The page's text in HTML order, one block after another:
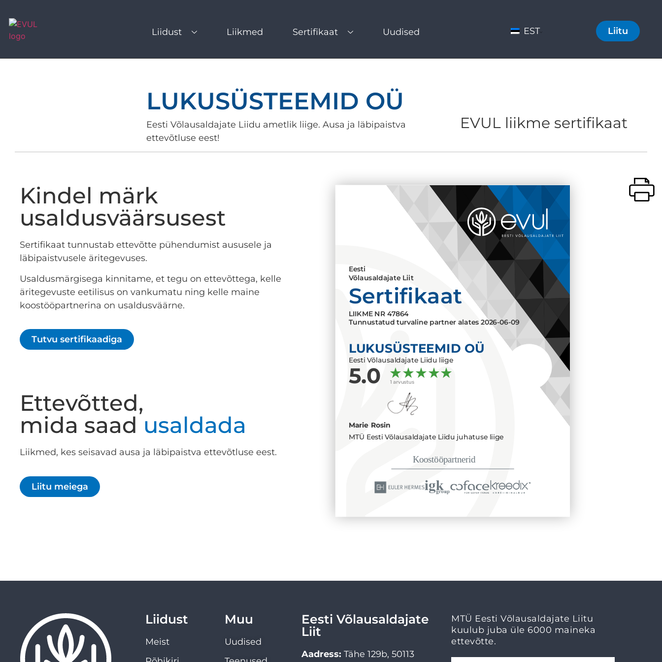
Liidust Liikmed Sertifikaat Uudised EST Liitu
LUKUSÜSTEEMID OÜ
Eesti Võlausaldajate Liidu ametlik liige. Ausa ja läbipaistva
ettevõtluse eest!
EVUL liikme sertifikaat
Kindel märk
usaldusväärsusest
Sertifikaat tunnustab ettevõtte pühendumist aususele ja
läbipaistvusele äritegevuses.
Usaldusmärgisega kinnitame, et tegu on ettevõttega, kelle
äritegevuste eetilisus on vankumatu ning kelle maine
koostööpartnerina on usaldusväärne.
Tutvu sertifikaadiga
Ettevõtted,
mida saad usaldada
Liikmed, kes seisavad ausa ja läbipaistva ettevõtluse eest.
Liitu meiega
Eesti
Võlausaldajate Liit
Sertifikaat
LIIKME NR 47864
Tunnustatud turvaline partner alates 2026-06-09
LUKUSÜSTEEMID OÜ
Eesti Võlausaldajate Liidu liige
5.0 1 arvustus
Marie Rosin
MTÜ Eesti Võlausaldajate Liidu juhatuse liige
Liidust
Meist
Muu
Uudised
Eesti Võlausaldajate
Liit
Aadress: Tähe 129b, 50113
MTÜ Eesti Võlausaldajate Liitu
kuulub juba üle 6000 maineka
ettevõtte.